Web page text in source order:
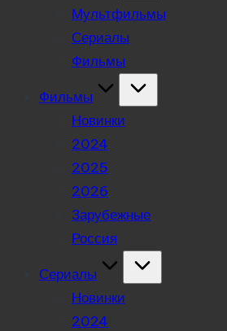
Мультфильмы
Сериалы
Фильмы
Фильмы
Новинки
2024
2025
2026
Зарубежные
Россия
Сериалы
Новинки
2024